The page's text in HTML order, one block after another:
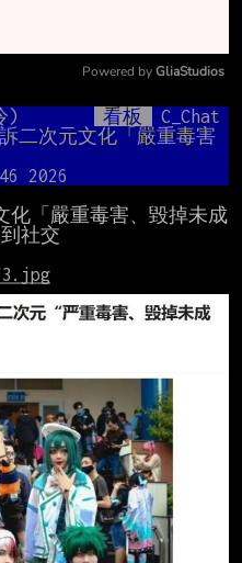
Mute
Powered by GliaStudios
) 看板
C_Chat
二次元文化「嚴重毒害
2026
化「嚴重毒害、毀掉未成
社交